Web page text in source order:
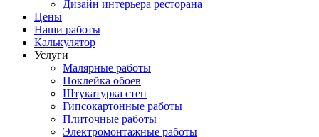
Дизайн интерьера ресторана
Цены
Наши работы
Калькулятор
Услуги
Малярные работы
Поклейка обоев
Штукатурка стен
Гипсокартонные работы
Плиточные работы
Электромонтажные работы